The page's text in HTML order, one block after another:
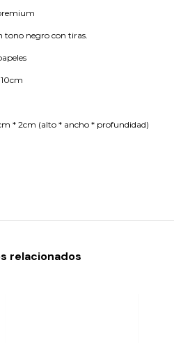
tono negro con tiras.
* 2cm (alto * ancho * profundidad)
relacionados